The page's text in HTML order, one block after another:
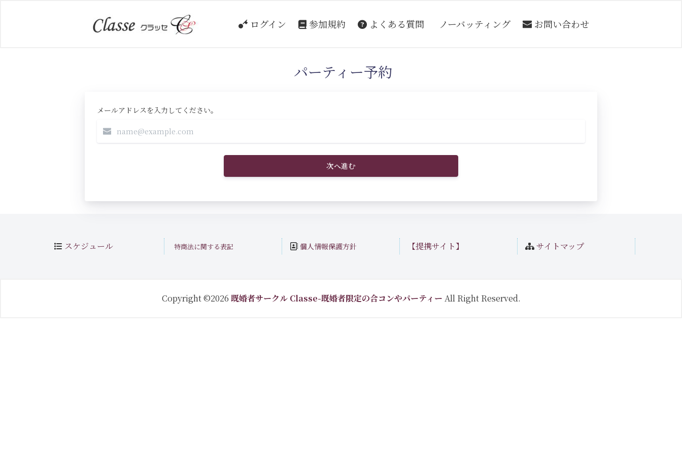
ログイン 参加規約 よくある質問 ノーバッティング お問い合わせ
パーティー予約
メールアドレスを入力してください。
次へ進む
スケジュール 特商法に関する表記 個人情報保護方針 【提携サイト】 サイトマップ
Copyright ©2026 既婚者サークル Classe-既婚者限定の合コンやパーティー All Right Reserved.